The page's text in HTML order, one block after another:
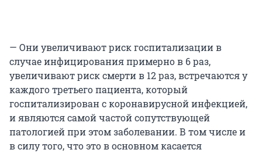
— Они увеличивают риск госпитализации в
случае инфицирования примерно в 6 раз,
увеличивают риск смерти в 12 раз, встречаются у
каждого третьего пациента, который
госпитализирован с коронавирусной инфекцией,
и являются самой частой сопутствующей
патологией при этом заболевании. В том числе и
в силу того, что это в основном касается